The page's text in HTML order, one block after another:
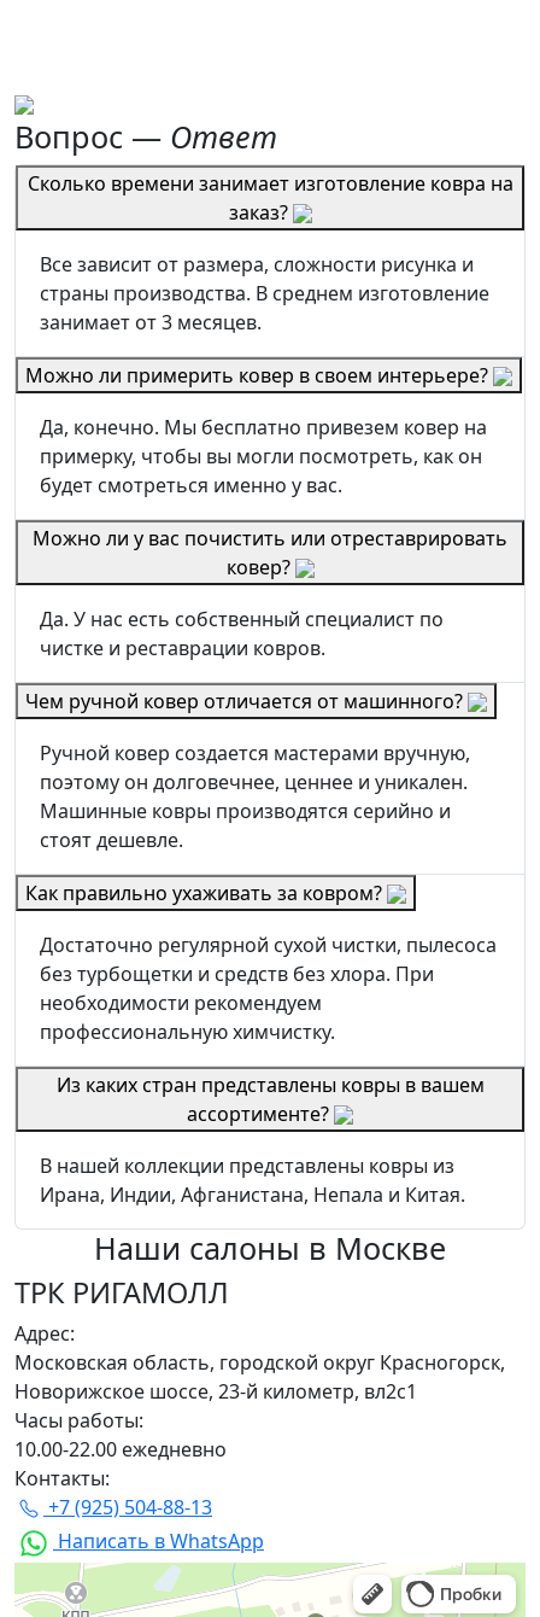
Вопрос — Ответ
Сколько времени занимает изготовление ковра на
заказ?
Все зависит от размера, сложности рисунка и
страны производства. В среднем изготовление
занимает от 3 месяцев.
Можно ли примерить ковер в своем интерьере?
Да, конечно. Мы бесплатно привезем ковер на
примерку, чтобы вы могли посмотреть, как он
будет смотреться именно у вас.
Можно ли у вас почистить или отреставрировать
ковер?
Да. У нас есть собственный специалист по
чистке и реставрации ковров.
Чем ручной ковер отличается от машинного?
Ручной ковер создается мастерами вручную,
поэтому он долговечнее, ценнее и уникален.
Машинные ковры производятся серийно и
стоят дешевле.
Как правильно ухаживать за ковром?
Достаточно регулярной сухой чистки, пылесоса
без турбощетки и средств без хлора. При
необходимости рекомендуем
профессиональную химчистку.
Из каких стран представлены ковры в вашем
ассортименте?
В нашей коллекции представлены ковры из
Ирана, Индии, Афганистана, Непала и Китая.
Наши салоны в Москве
ТРК РИГАМОЛЛ
Адрес:
Московская область, городской округ Красногорск,
Новорижское шоссе, 23-й километр, вл2с1
Часы работы:
10.00-22.00 ежедневно
Контакты:
+7 (925) 504-88-13
Написать в WhatsApp